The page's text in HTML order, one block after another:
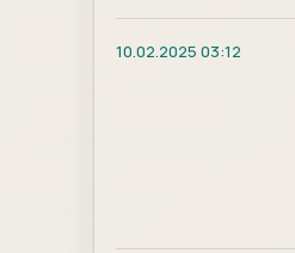
10.02.2025 03:12